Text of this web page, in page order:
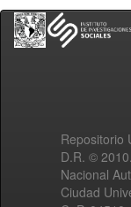
Repositorio
D.R. ©
Nacional
Ciudad